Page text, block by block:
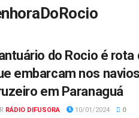
do Rocio é
embarcam nos
em Paranaguá
RÁDIO DIFUSORA 10/01/2024 0